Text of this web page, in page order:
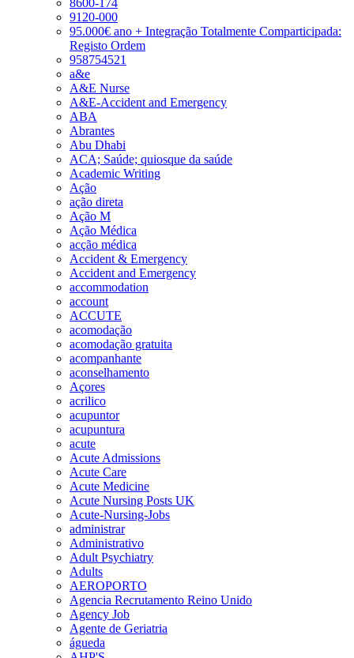
9120-000
95.000€ ano + Integração Totalmente Comparticipada:
Registo Ordem
958754521
a&e
A&E Nurse
A&E-Accident and Emergency
ABA
Abrantes
Abu Dhabi
ACA; Saúde; quiosque da saúde
Academic Writing
Ação
ação direta
Ação M
Ação Médica
acção médica
Accident & Emergency
Accident and Emergency
accommodation
account
ACCUTE
acomodação
acomodação gratuita
acompanhante
aconselhamento
Açores
acrilico
acupuntor
acupuntura
acute
Acute Admissions
Acute Care
Acute Medicine
Acute Nursing Posts UK
Acute-Nursing-Jobs
administrar
Administrativo
Adult Psychiatry
Adults
AEROPORTO
Agencia Recrutamento Reino Unido
Agency Job
Agente de Geriatria
águeda